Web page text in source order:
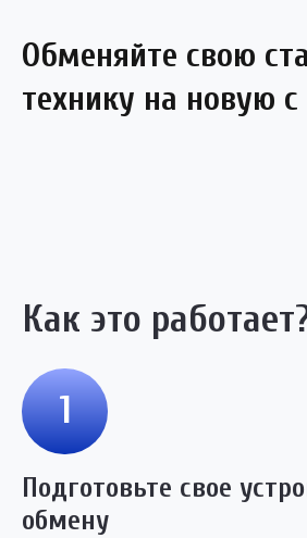
Обменяйте свою
технику на новую
Как это
1
Подготовьте свое
обмену